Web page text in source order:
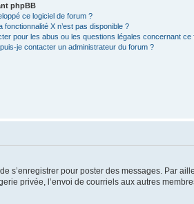
phpBB
ce logiciel de forum ?
fonctionnalité X n’est pas disponible ?
pour les abus ou les questions légales concernant ce
je contacter un administrateur du forum ?
s’enregistrer pour poster des messages. Par
privée, l’envoi de courriels aux autres